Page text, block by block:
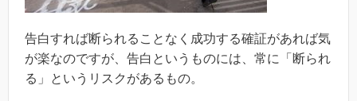
告白すれば断られることなく成功する確証があれば気
が楽なのですが、告白というものには、常に「断られ
る」というリスクがあるもの。